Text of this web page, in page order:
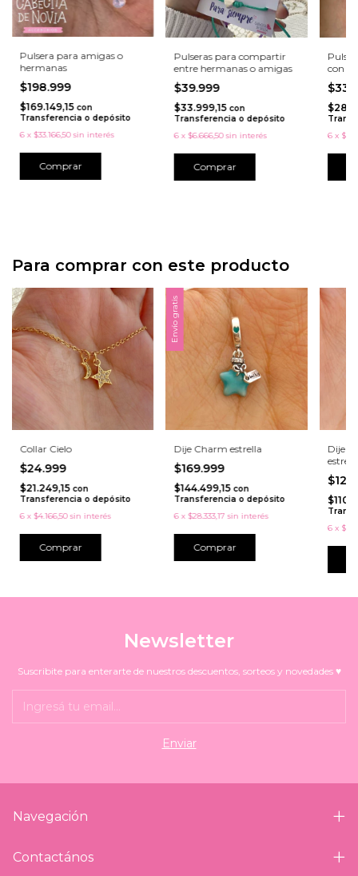
Pulsera para amigas o
hermanas
$198.999
$169.149,15 con
Transferencia o depósito
6 x $33.166,50 sin interés
Comprar
Pulseras para compartir
entre hermanas o amigas
$39.999
$33.999,15 con
Transferencia o depósito
6 x $6.666,50 sin interés
Comprar
con
6 x
Para comprar con este producto
Collar Cielo
$24.999
$21.249,15 con
Transferencia o depósito
6 x $4.166,50 sin interés
Comprar
Envío gratis
Dije Charm estrella
$169.999
$144.499,15 con
Transferencia o depósito
6 x $28.333,17 sin interés
Comprar
Dije
6 x
Newsletter
Suscribite para enterarte de nuestros descuentos, sorteos y novedades ♥
Navegación
Contactános